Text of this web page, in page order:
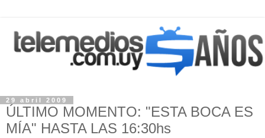
29 abril 2009
ÚLTIMO MOMENTO: "ESTA BOCA ES
MÍA" HASTA LAS 16:30hs